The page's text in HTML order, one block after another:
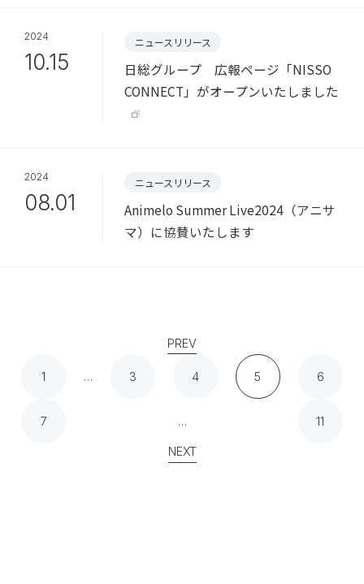
2024
10.15
ニュースリリース
日総グループ 広報ページ「NISSO
CONNECT」がオープンいたしました
2024
08.01
ニュースリリース
Animelo Summer Live2024（アニサ
マ）に協賛いたします
PREV
1 … 3 4 5 6
7 … 11
NEXT